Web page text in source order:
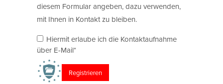
diesem Formular angeben, dazu verwenden,
mit Ihnen in Kontakt zu bleiben.
Hiermit erlaube ich die Kontaktaufnahme
über E-Mail*